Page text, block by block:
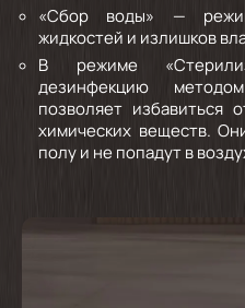
«Сбор воды» —
жидкостей и излишков
В режиме
дезинфекцию
позволяет избавиться
химических веществ.
полу и не попадут в